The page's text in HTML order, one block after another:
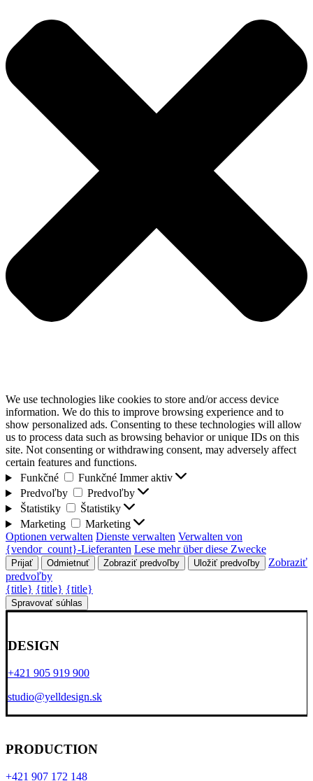
We use technologies like cookies to store and/or access device
information. We do this to improve browsing experience and to
show personalized ads. Consenting to these technologies will allow
us to process data such as browsing behavior or unique IDs on this
site. Not consenting or withdrawing consent, may adversely affect
certain features and functions.
Funkčné
Funkčné Immer aktiv
Predvoľby
Predvoľby
Štatistiky
Štatistiky
Marketing
Marketing
Optionen verwalten Dienste verwalten Verwalten von
{vendor_count}-Lieferanten Lese mehr über diese Zwecke
Prijať Odmietnuť Zobraziť predvoľby Uložiť predvoľby
Zobraziť
predvoľby
{title} {title} {title}
Spravovať súhlas
DESIGN
+421 905 919 900
studio@yelldesign.sk
PRODUCTION
+421 907 172 148